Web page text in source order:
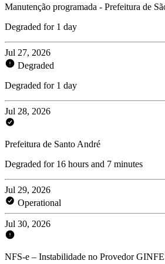
Manutenção programada - Prefeitura de
Degraded for 1 day
Jul 27, 2026
Degraded
Degraded for 1 day
Jul 28, 2026
Prefeitura de Santo André
Degraded for 16 hours and 7 minutes
Jul 29, 2026
Operational
Jul 30, 2026
NFS-e – Instabilidade no Provedor